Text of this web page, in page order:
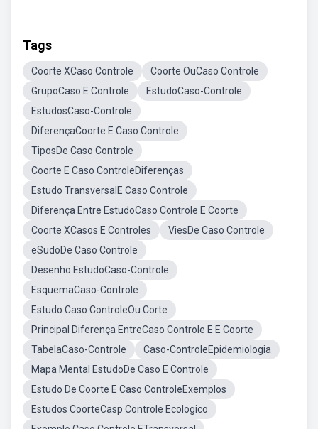
Tags
Coorte XCaso Controle
Coorte OuCaso Controle
GrupoCaso E Controle
EstudoCaso-Controle
EstudosCaso-Controle
DiferençaCoorte E Caso Controle
TiposDe Caso Controle
Coorte E Caso ControleDiferenças
Estudo TransversalE Caso Controle
Diferença Entre EstudoCaso Controle E Coorte
Coorte XCasos E Controles
ViesDe Caso Controle
eSudoDe Caso Controle
Desenho EstudoCaso-Controle
EsquemaCaso-Controle
Estudo Caso ControleOu Corte
Principal Diferença EntreCaso Controle E E Coorte
TabelaCaso-Controle
Caso-ControleEpidemiologia
Mapa Mental EstudoDe Caso E Controle
Estudo De Coorte E Caso ControleExemplos
Estudos CoorteCasp Controle Ecologico